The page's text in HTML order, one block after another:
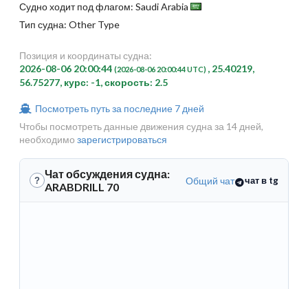
Судно ходит под флагом: Saudi Arabia
Тип судна: Other Type
Позиция и координаты судна:
2026-08-06 20:00:44 (2026-08-06 20:00:44 UTC) , 25.40219,
56.75277, курс: -1, скорость: 2.5
Посмотреть путь за последние 7 дней
Чтобы посмотреть данные движения судна за 14 дней,
необходимо зарегистрироваться
? Чат обсуждения судна:
ARABDRILL 70
Общий чат чат в tg